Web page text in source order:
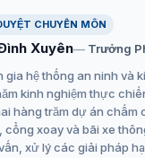
và chống ăn mòn
M-AC3(OS) được
ăn mòn, giúp
hại từ môi trường như
bạc của hộp không
CHUYÊN MÔN
Xuyên
Trưởng
gia hệ thống an ninh và
kinh nghiệm thực
hàng trăm dự án chấm
cổng xoay và bãi xe
xử lý các giải pháp